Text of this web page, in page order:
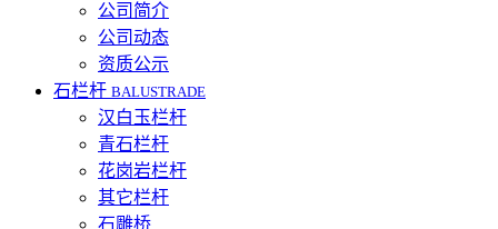
公司简介
公司动态
资质公示
石栏杆 BALUSTRADE
汉白玉栏杆
青石栏杆
花岗岩栏杆
其它栏杆
石雕桥